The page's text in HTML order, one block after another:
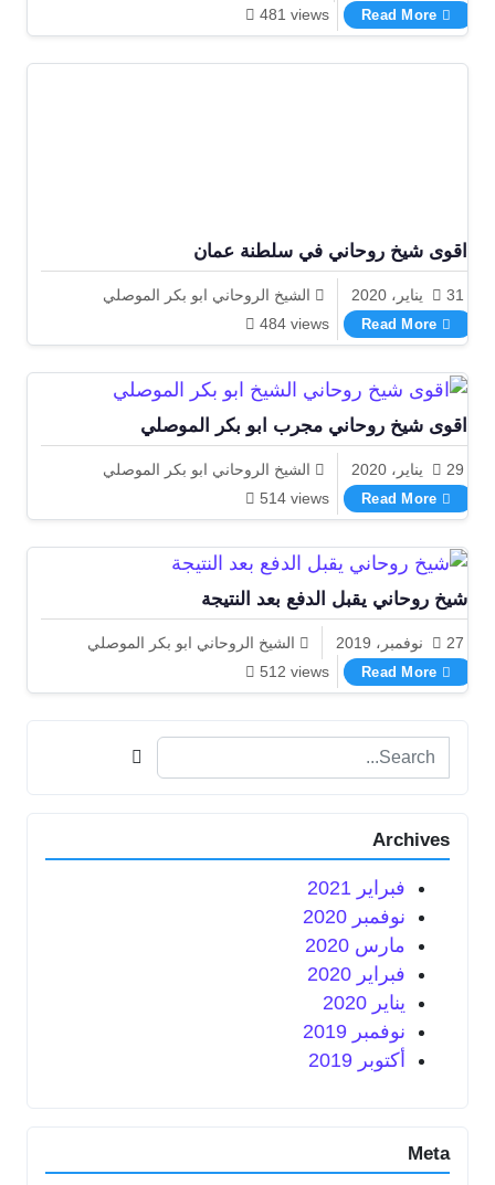
481 views
Read More
اصدق شيخ روحاني في البحرين الموصلي
اقوى شيخ روحاني في سلطنة عمان
31 يناير، 2020
الشيخ الروحاني ابو بكر الموصلي
484 views
Read More
اقوى شيخ روحاني في سلطنة عمان
اقوى شيخ روحاني مجرب ابو بكر الموصلي
29 يناير، 2020
الشيخ الروحاني ابو بكر الموصلي
514 views
Read More
اقوى شيخ روحاني مجرب ابو بكر الموصلي
شيخ روحاني يقبل الدفع بعد النتيجة
27 نوفمبر، 2019
الشيخ الروحاني ابو بكر الموصلي
512 views
Read More
شيخ روحاني يقبل الدفع بعد النتيجة
Search for:
Archives
فبراير 2021
نوفمبر 2020
مارس 2020
فبراير 2020
يناير 2020
نوفمبر 2019
أكتوبر 2019
Meta